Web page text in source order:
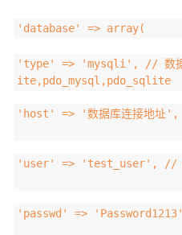
'database' =>
'type' => 'mysqli', // 数据
'host' => '数据库连接地址',
'user' => 'test_user', //
'passwd' =>